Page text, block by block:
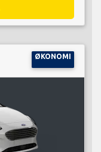
ØKONOMI